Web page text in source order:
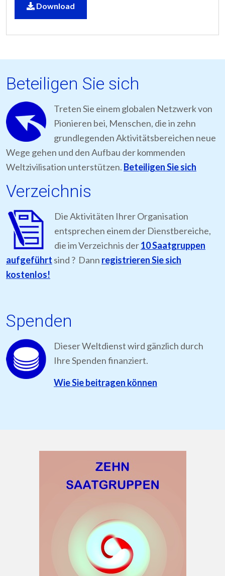
Download
Beteiligen Sie sich
Treten Sie einem globalen Netzwerk von
Pionieren bei, Menschen, die in zehn
grundlegenden Aktivitätsbereichen neue
Wege gehen und den Aufbau der kommenden
Weltzivilisation unterstützen. Beteiligen Sie sich
Verzeichnis
Die Aktivitäten Ihrer Organisation
entsprechen einem der Dienstbereiche,
die im Verzeichnis der10 Saatgruppen
aufgeführt sind ? Dann registrieren Sie sich
kostenlos!
Spenden
Dieser Weltdienst wird gänzlich durch
Ihre Spenden finanziert.
Wie Sie beitragen können